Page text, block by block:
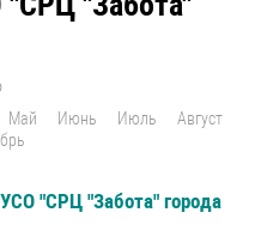
Май Июнь Июль
Август
"СРЦ "Забота" города